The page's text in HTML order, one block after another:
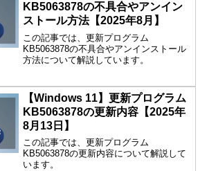
KB5063878の不具合やアンイン
ストール方法【2025年8月】
この記事では、更新プログラム
KB5063878の不具合やアンインストール
方法について解説しています。
【Windows 11】更新プログラム
KB5063878の更新内容【2025年
8月13日】
この記事では、更新プログラム
KB5063878の更新内容について解説して
います。